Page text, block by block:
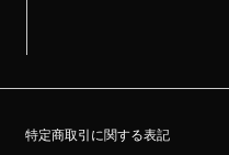
特定商取引に関する表記